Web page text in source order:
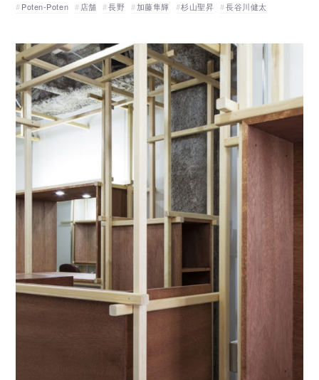
Poten-Poten
店舗 長野 加藤隼輝 杉山聖昇 長谷川健太